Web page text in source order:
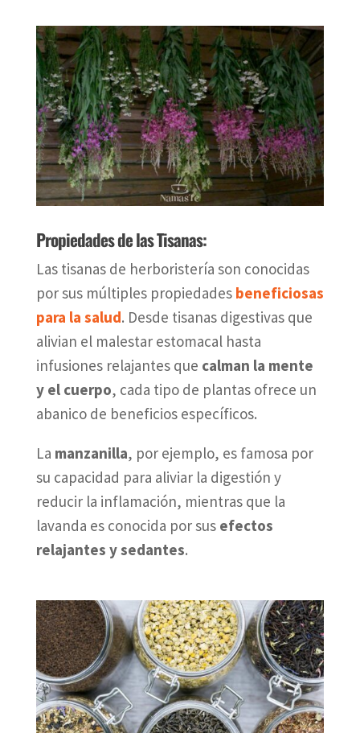
Propiedades de las Tisanas:
Las tisanas de herboristería son conocidas
por sus múltiples propiedades beneficiosas
para la salud. Desde tisanas digestivas que
alivian el malestar estomacal hasta
infusiones relajantes que calman la mente
y el cuerpo, cada tipo de plantas ofrece un
abanico de beneficios específicos.
La manzanilla, por ejemplo, es famosa por
su capacidad para aliviar la digestión y
reducir la inflamación, mientras que la
lavanda es conocida por sus efectos
relajantes y sedantes.